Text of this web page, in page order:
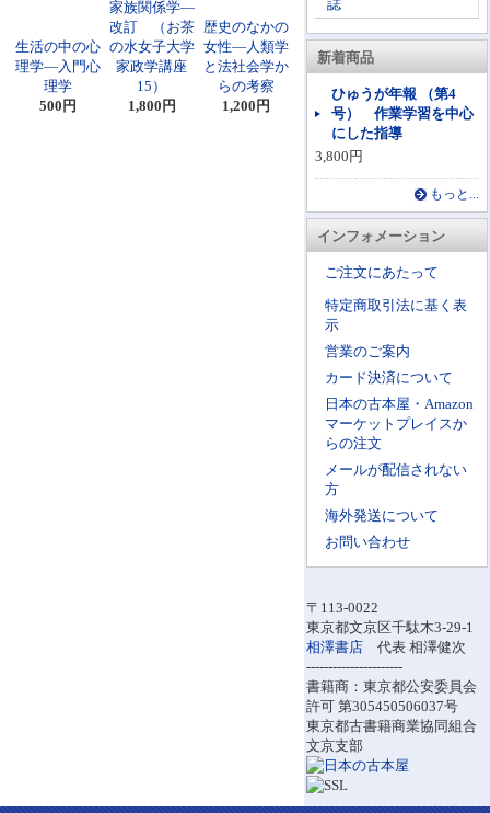
誌
新着商品
ひゅうが年報 （第4
号） 作業学習を中心
にした指導
3,800円
もっと...
インフォメーション
ご注文にあたって
特定商取引法に基く表
示
営業のご案内
カード決済について
日本の古本屋・Amazon
マーケットプレイスか
らの注文
メールが配信されない
方
海外発送について
お問い合わせ
〒113-0022
東京都文京区千駄木3-29-1
相澤書店 代表 相澤健次
----------------------
書籍商：東京都公安委員会
許可 第305450506037号
東京都古書籍商業協同組合
文京支部
生活の中の心
理学―入門心
理学
500円
家族関係学―
改訂 （お茶
の水女子大学
家政学講座
15）
1,800円
歴史のなかの
女性―人類学
と法社会学か
らの考察
1,200円